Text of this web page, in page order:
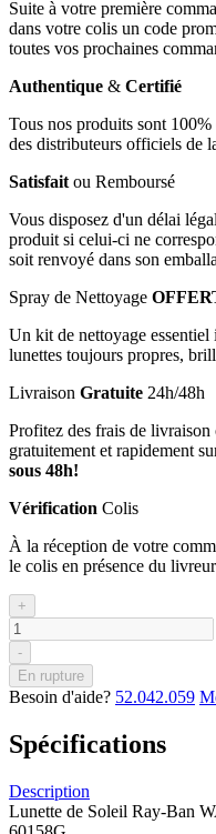
Suite à votre première
dans votre colis un code
toutes vos prochaines
Authentique & Certifié
Tous nos produits sont
des distributeurs officiels de
Satisfait ou Remboursé
Vous disposez d'un délai
produit si celui-ci ne
soit renvoyé dans son
Spray de Nettoyage
Un kit de nettoyage
lunettes toujours propres,
Livraison Gratuite 24h/48h
Profitez des frais de livraison
gratuitement et rapidement
sous 48h!
Vérification Colis
À la réception de votre
le colis en présence du
+
-
En rupture
Besoin d'aide? 52.042.059
Spécifications
Description
Lunette de Soleil Ray-Ban